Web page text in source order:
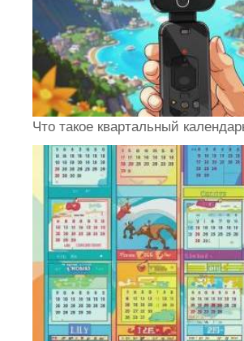
Что такое квартальный